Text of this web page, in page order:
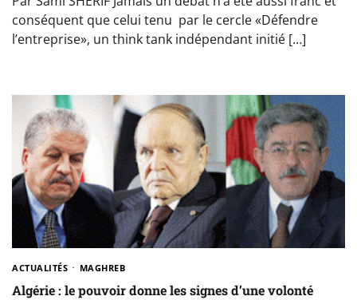
conséquent que celui tenu par le cercle «Défendre
l’entreprise», un think tank indépendant initié […]
ACTUALITÉS MAGHREB
Algérie : le pouvoir donne les signes d’une volonté